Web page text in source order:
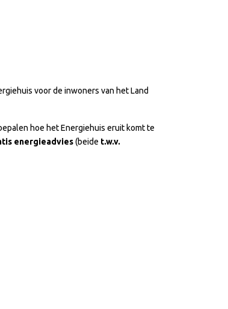
voor de inwoners van het Land
hoe het Energiehuis eruit komt te
energieadvies(beide t.w.v.